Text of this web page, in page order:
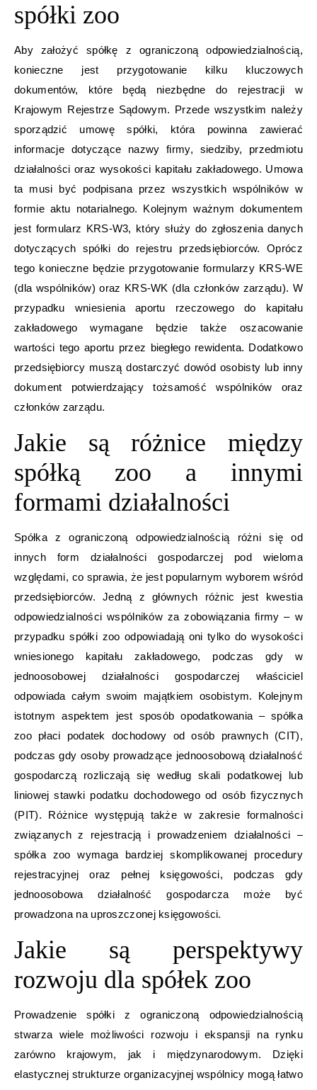
spółki zoo
Aby założyć spółkę z ograniczoną odpowiedzialnością,
konieczne jest przygotowanie kilku kluczowych
dokumentów, które będą niezbędne do rejestracji w
Krajowym Rejestrze Sądowym. Przede wszystkim należy
sporządzić umowę spółki, która powinna zawierać
informacje dotyczące nazwy firmy, siedziby, przedmiotu
działalności oraz wysokości kapitału zakładowego. Umowa
ta musi być podpisana przez wszystkich wspólników w
formie aktu notarialnego. Kolejnym ważnym dokumentem
jest formularz KRS-W3, który służy do zgłoszenia danych
dotyczących spółki do rejestru przedsiębiorców. Oprócz
tego konieczne będzie przygotowanie formularzy KRS-WE
(dla wspólników) oraz KRS-WK (dla członków zarządu). W
przypadku wniesienia aportu rzeczowego do kapitału
zakładowego wymagane będzie także oszacowanie
wartości tego aportu przez biegłego rewidenta. Dodatkowo
przedsiębiorcy muszą dostarczyć dowód osobisty lub inny
dokument potwierdzający tożsamość wspólników oraz
członków zarządu.
Jakie są różnice między
spółką zoo a innymi
formami działalności
Spółka z ograniczoną odpowiedzialnością różni się od
innych form działalności gospodarczej pod wieloma
względami, co sprawia, że jest popularnym wyborem wśród
przedsiębiorców. Jedną z głównych różnic jest kwestia
odpowiedzialności wspólników za zobowiązania firmy – w
przypadku spółki zoo odpowiadają oni tylko do wysokości
wniesionego kapitału zakładowego, podczas gdy w
jednoosobowej działalności gospodarczej właściciel
odpowiada całym swoim majątkiem osobistym. Kolejnym
istotnym aspektem jest sposób opodatkowania – spółka
zoo płaci podatek dochodowy od osób prawnych (CIT),
podczas gdy osoby prowadzące jednoosobową działalność
gospodarczą rozliczają się według skali podatkowej lub
liniowej stawki podatku dochodowego od osób fizycznych
(PIT). Różnice występują także w zakresie formalności
związanych z rejestracją i prowadzeniem działalności –
spółka zoo wymaga bardziej skomplikowanej procedury
rejestracyjnej oraz pełnej księgowości, podczas gdy
jednoosobowa działalność gospodarcza może być
prowadzona na uproszczonej księgowości.
Jakie są perspektywy
rozwoju dla spółek zoo
Prowadzenie spółki z ograniczoną odpowiedzialnością
stwarza wiele możliwości rozwoju i ekspansji na rynku
zarówno krajowym, jak i międzynarodowym. Dzięki
elastycznej strukturze organizacyjnej wspólnicy mogą łatwo